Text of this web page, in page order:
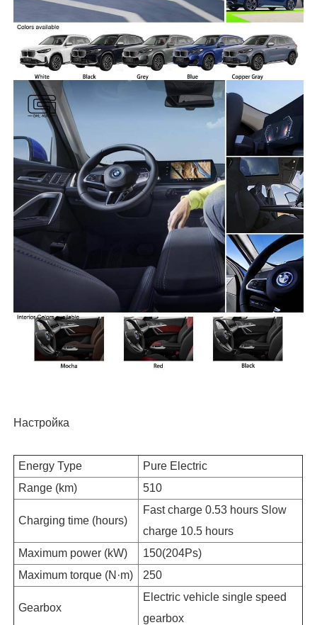
Настройка
Energy Type
Pure Electric
Range (km)
510
Charging time (hours)
Fast charge 0.53 hours Slow
charge 10.5 hours
Maximum power (kW)
150(204Ps)
Maximum torque (N·m)
250
Gearbox
Electric vehicle single speed
gearbox